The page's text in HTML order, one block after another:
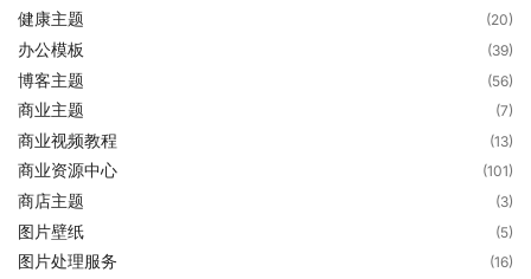
健康主题 (20)
办公模板 (39)
博客主题 (56)
商业主题 (7)
商业视频教程 (13)
商业资源中心 (101)
商店主题 (3)
图片壁纸 (5)
图片处理服务 (16)